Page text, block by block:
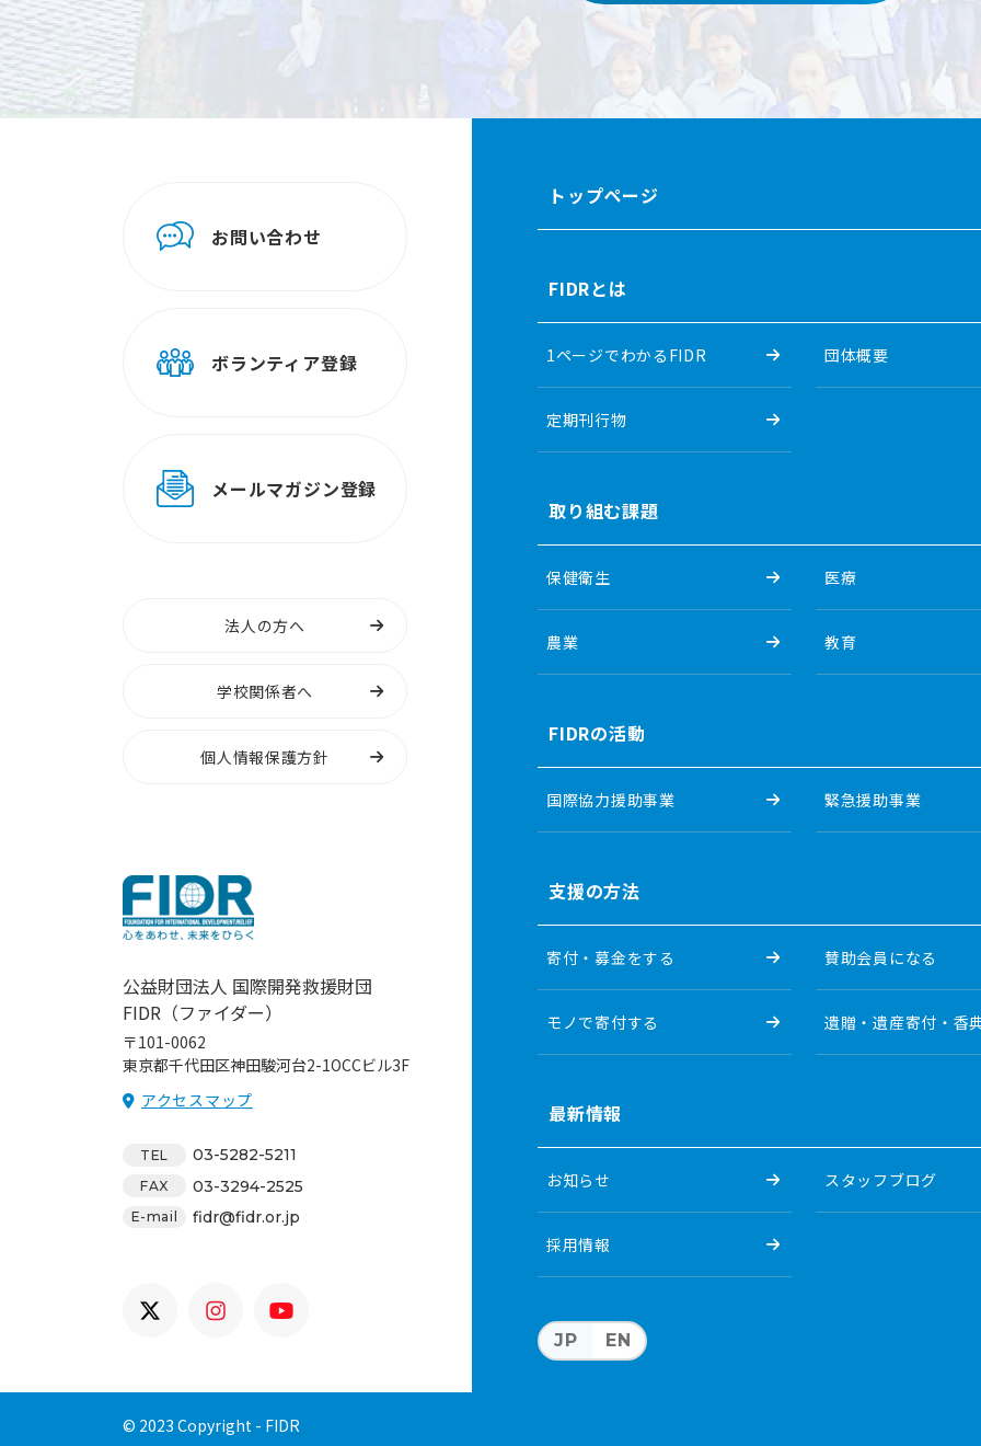
お問い合わせ
ボランティア登録
メールマガジン登録
法人の方へ
学校関係者へ
個人情報保護方針
公益財団法人 国際開発救援財団
FIDR（ファイダー）
〒101-0062
東京都千代田区神田駿河台2-1OCCビル3F
アクセスマップ
TEL 03-5282-5211
FAX 03-3294-2525
E-mail fidr@fidr.or.jp
トップページ
FIDRとは
1ページでわかるFIDR 団体概要
定期刊行物
取り組む課題
保健衛生 医療
農業 教育
FIDRの活動
国際協力援助事業 緊急援助事業
支援の方法
寄付・募金をする 賛助会員になる
モノで寄付する 遺贈・遺産寄付・香
最新情報
お知らせ スタッフブログ
採用情報
JP EN
© 2023 Copyright - FIDR